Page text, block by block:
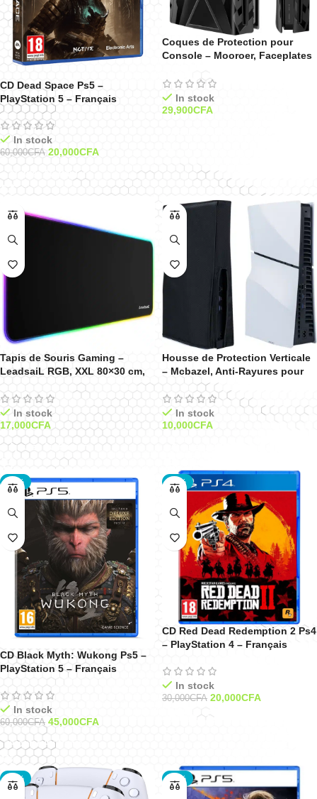
CD Dead Space Ps5 –
PlayStation 5 – Français
In stock
60,000CFA 20,000CFA
Ajouter Au Panier
Coques de Protection pour
Console – Mooroer, Faceplates
Imperméables pour PlayStation
5 Édition Standard – Noir
In stock
29,900CFA
Tapis de Souris Gaming –
LeadsaiL RGB, XXL 80×30 cm,
15 Modes LED, Base
Antidérapante – Noir
In stock
17,000CFA
Ajouter Au Panier
Housse de Protection Verticale
– Mcbazel, Anti-Rayures pour
PS5 Slim Digital et Standard –
Noir
In stock
10,000CFA
-25%
CD Black Myth: Wukong Ps5 –
PlayStation 5 – Français
In stock
60,000CFA 45,000CFA
Ajouter Au Panier
-33%
CD Red Dead Redemption 2 Ps4
– PlayStation 4 – Français
In stock
30,000CFA 20,000CFA
Ajouter Au Panier
-40% -25%